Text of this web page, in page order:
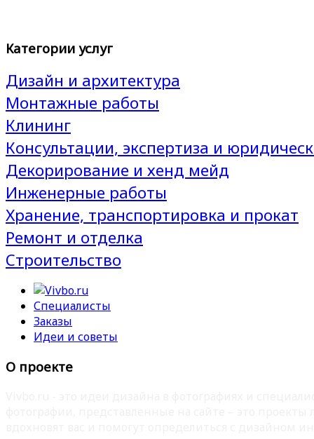
Категории услуг
Дизайн и архитектура
Монтажные работы
Клининг
Консультации, экспертиза и
Декорирование и хенд мейд
Инженерные работы
Хранение, транспортировка и прокат
Ремонт и отделка
Строительство
Специалисты
Заказы
Идеи и советы
О проекте